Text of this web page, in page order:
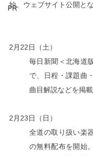
PR
始、ウェブサイト公開とな
2月22日（土）
毎日新聞＜北海道
で、日程・課題曲
曲目解説などを掲
2月23日（日）
全道の取り扱い楽
の無料配布を開始